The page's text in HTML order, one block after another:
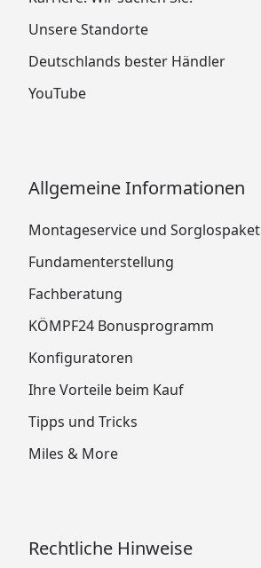
Unsere Standorte
Deutschlands bester Händler
YouTube
Allgemeine Informationen
Montageservice und Sorglospaket
Fundamenterstellung
Fachberatung
KÖMPF24 Bonusprogramm
Konfiguratoren
Ihre Vorteile beim Kauf
Tipps und Tricks
Miles & More
Rechtliche Hinweise